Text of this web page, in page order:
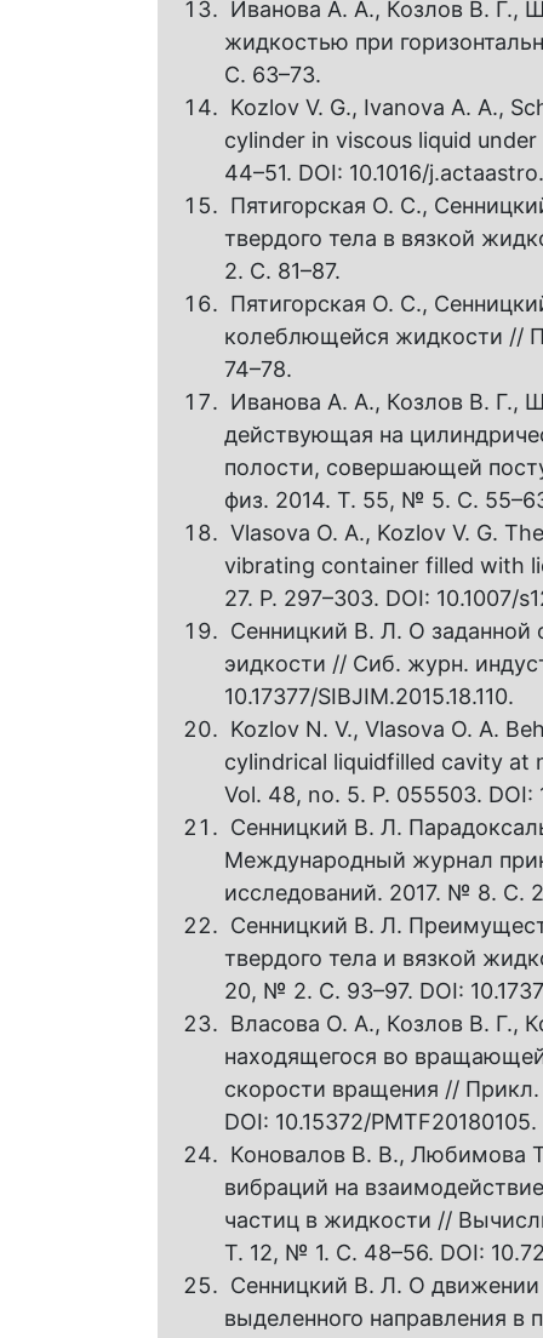
Иванова А. А., Козлов В. Г.,
жидкостью при
С. 63–73.
Kozlov V. G., Ivanova A. A.,
cylinder in viscous liquid
44–51. DOI: 10.1016/
Пятигорская О. С.,
твердого тела в вязкой
2. С. 81–87.
Пятигорская О. С.,
колеблющейся жидкости //
74–78.
Иванова A. A., Козлов В.
действующая на
полости, совершающей
физ. 2014. Т. 55, № 5. С.
Vlasova O. A., Kozlov V. G.
vibrating container filled with
27. P. 297–303. DOI: 10.1007/
Сенницкий В. Л. О заданной
эидкости // Сиб. журн.
10.17377/SIBJIM.2015.18.110.
Kozlov N. V., Vlasova O. A.
cylindrical liquidfilled cavity at
Vol. 48, no. 5. P. 055503.
Сенницкий В. Л.
Международный журнал
исследований. 2017. № 8. С.
Сенницкий В. Л.
твердого тела и вязкой
20, № 2. С. 93–97. DOI:
Власова О. А., Козлов В. Г.,
находящегося во
скорости вращения //
DOI: 10.15372/PMTF20180105.
Коновалов В. В., Любимова
вибраций на
частиц в жидкости //
Т. 12, № 1. С. 48–56. DOI:
Сенницкий В. Л. О движении
выделенного направления